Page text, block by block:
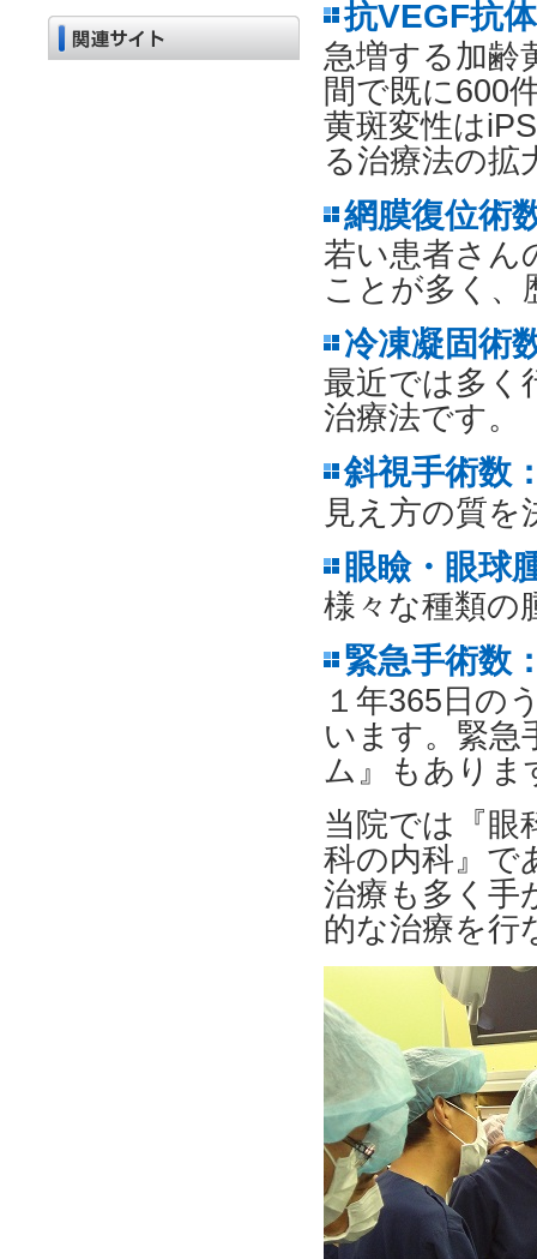
抗VEGF抗
急増する加齢
間で既に600
黄斑変性は
る治療法の拡
網膜復位術
若い患者さん
ことが多く、
冷凍凝固術
最近では多く
治療法です。
斜視手術数
見え方の質を
眼瞼・眼球
様々な種類の
緊急手術数
１年365日の
います。緊急
ム』もありま
当院では『眼
科の内科』で
治療も多く手
的な治療を行